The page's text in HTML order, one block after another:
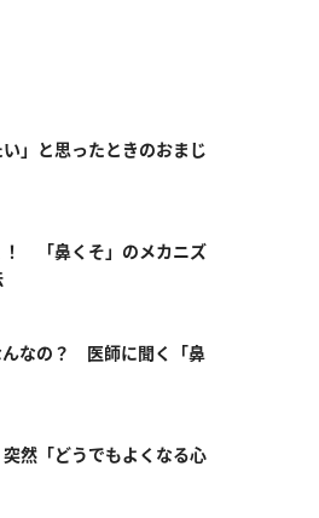
」と思ったときのおまじ
！ 「鼻くそ」のメカニズ
んなの？ 医師に聞く「鼻
然「どうでもよくなる心